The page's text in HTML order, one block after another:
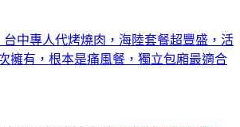
中專人代烤燒肉，海陸套餐超豐盛，活
擁有，根本是痛風餐，獨立包廂最適合